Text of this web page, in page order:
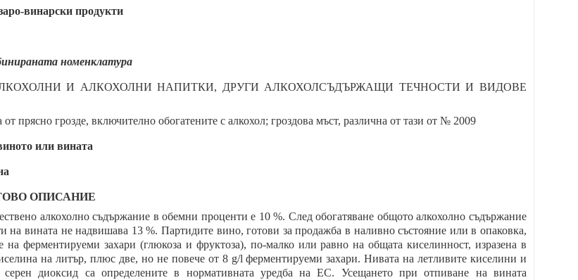
винарски продукти
номенклатура
И АЛКОХОЛНИ НАПИТКИ, ДРУГИ АЛКОХОЛСЪДЪРЖАЩИ ТЕЧНОСТИ И ВИДОВЕ
прясно грозде, включително обогатените с алкохол; гроздова мъст, различна от тази от № 2009
или вината
ОПИСАНИЕ
алкохолно съдържание в обемни проценти е 10 %. След обогатяване общото алкохолно съдържание
на вината не надвишава 13 %. Партидите вино, готови за продажба в наливно състояние или в опаковка,
на ферментируеми захари (глюкоза и фруктоза), по-малко или равно на общата киселинност, изразена в
на литър, плюс две, но не повече от 8 g/l ферментируеми захари. Нивата на летливите киселини и
серен диоксид са определените в нормативната уредба на ЕС. Усещането при отпиване на вината